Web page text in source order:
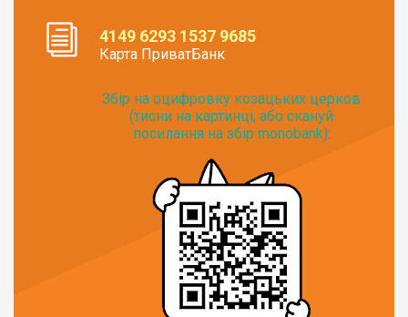
4149 6293 1537 9685
Карта ПриватБанк
Збір на оцифровку козацьких церков
(тисни на картинці, або скануй
посилання на збір monobank):